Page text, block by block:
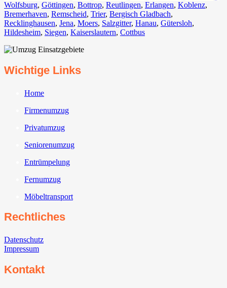
Wolfsburg⁠, Göttingen, Bottrop, Reutlingen, Erlangen⁠, Koblenz,
Bremerhaven⁠, Remscheid, Trier⁠, Bergisch Gladbach,
Recklinghausen, Jena⁠, Moers⁠, Salzgitter⁠, Hanau, Gütersloh,
Hildesheim⁠, Siegen⁠, Kaiserslautern⁠, Cottbus⁠
Wichtige Links
Home
Firmenumzug
Privatumzug
Seniorenumzug
Entrümpelung
Fernumzug
Möbeltransport
Rechtliches
Datenschutz
Impressum
Kontakt